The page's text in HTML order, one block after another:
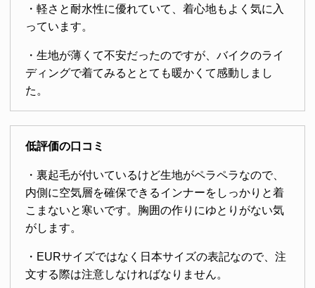
・軽さと耐水性に優れていて、着心地もよく気に入
っています。
・生地が薄くて不安だったのですが、バイクのライ
ディングで着てみるととても暖かくて感動しまし
た。
低評価の口コミ
・裏起毛が付いているけど生地がペラペラなので、
内側に空気層を確保できるインナーをしっかりと着
こまないと寒いです。胸囲の作りにゆとりがない気
がします。
・EURサイズではなく日本サイズの表記なので、注
文する際は注意しなければなりません。